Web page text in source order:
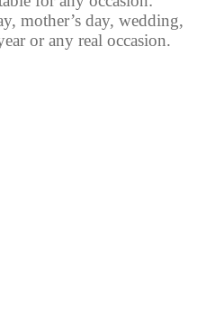
mother’s day, wedding,
or any real occasion.